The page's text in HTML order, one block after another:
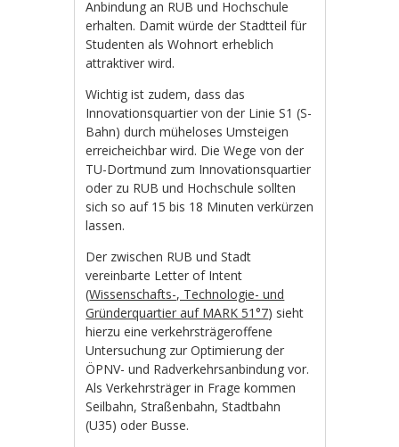
Anbindung an RUB und Hochschule
erhalten. Damit würde der Stadtteil für
Studenten als Wohnort erheblich
attraktiver wird.
Wichtig ist zudem, dass das
Innovationsquartier von der Linie S1 (S-
Bahn) durch müheloses Umsteigen
erreicheichbar wird. Die Wege von der
TU-Dortmund zum Innovationsquartier
oder zu RUB und Hochschule sollten
sich so auf 15 bis 18 Minuten verkürzen
lassen.
Der zwischen RUB und Stadt
vereinbarte Letter of Intent
(Wissenschafts-, Technologie- und
Gründerquartier auf MARK 51°7) sieht
hierzu eine verkehrsträgeroffene
Untersuchung zur Optimierung der
ÖPNV- und Radverkehrsanbindung vor.
Als Verkehrsträger in Frage kommen
Seilbahn, Straßenbahn, Stadtbahn
(U35) oder Busse.